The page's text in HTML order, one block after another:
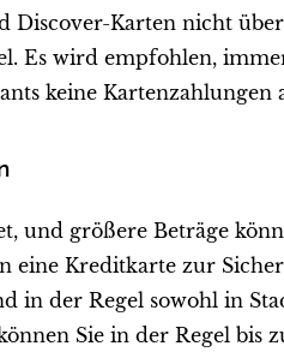
Discover-Karten nicht
Es wird empfohlen,
keine Kartenzahlungen
und größere Beträge
eine Kreditkarte zur
in der Regel sowohl in
Sie in der Regel bis